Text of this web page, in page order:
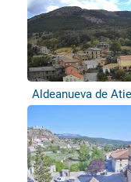
Aldeanueva de